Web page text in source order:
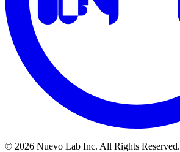
© 2026 Nuevo Lab Inc. All Rights Reserved.